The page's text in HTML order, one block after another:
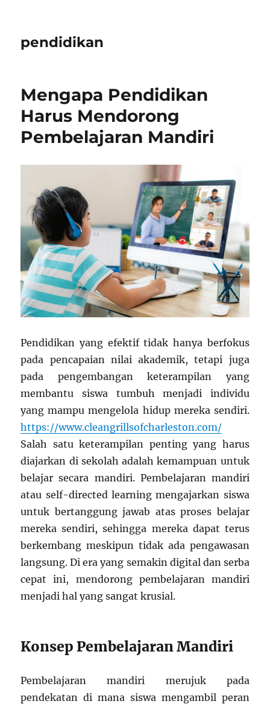
pendidikan
Mengapa Pendidikan
Harus Mendorong
Pembelajaran Mandiri
Pendidikan yang efektif tidak hanya berfokus
pada pencapaian nilai akademik, tetapi juga
pada pengembangan keterampilan yang
membantu siswa tumbuh menjadi individu
yang mampu mengelola hidup mereka sendiri.
https://www.cleangrillsofcharleston.com/
Salah satu keterampilan penting yang harus
diajarkan di sekolah adalah kemampuan untuk
belajar secara mandiri. Pembelajaran mandiri
atau self-directed learning mengajarkan siswa
untuk bertanggung jawab atas proses belajar
mereka sendiri, sehingga mereka dapat terus
berkembang meskipun tidak ada pengawasan
langsung. Di era yang semakin digital dan serba
cepat ini, mendorong pembelajaran mandiri
menjadi hal yang sangat krusial.
Konsep Pembelajaran Mandiri
Pembelajaran mandiri merujuk pada
pendekatan di mana siswa mengambil peran